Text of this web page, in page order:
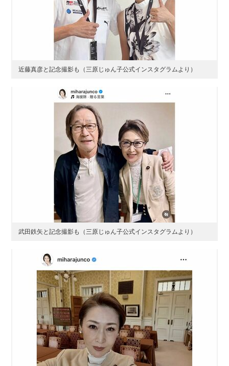
近藤真彦と記念撮影も（三原じゅん子公式インスタグラムより）
武田鉄矢と記念撮影も（三原じゅん子公式インスタグラムより）